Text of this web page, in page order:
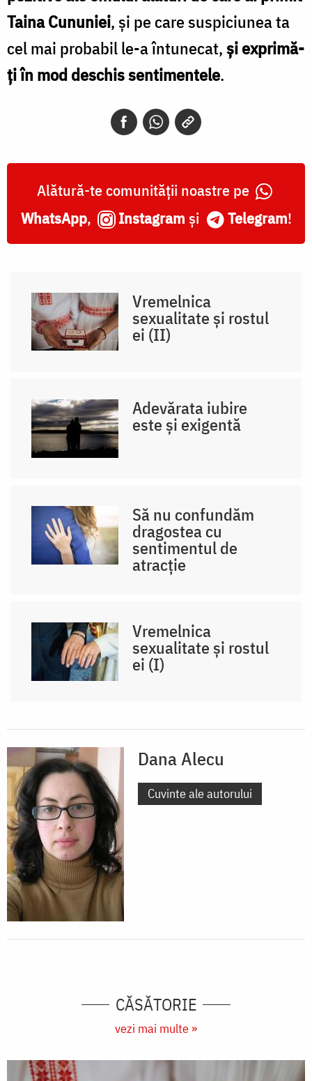
Taina Cununiei, și pe care suspiciunea ta
cel mai probabil le-a întunecat,şi exprimă-
ţi în mod deschis sentimentele.
Alătură-te comunității noastre pe
WhatsApp, Instagram și Telegram!
Vremelnica
sexualitate și rostul
ei (II)
Adevărata iubire
este și exigentă
Să nu confundăm
dragostea cu
sentimentul de
atracție
Vremelnica
sexualitate și rostul
ei (I)
Dana Alecu
Cuvinte ale autorului
CĂSĂTORIE
vezi mai multe »